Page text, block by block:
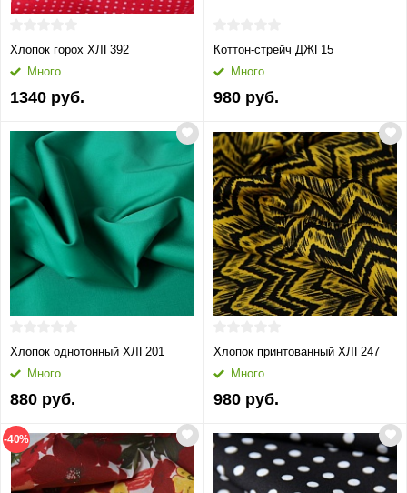
Хлопок горох ХЛГ392
Много
1340 руб.
Коттон-стрейч ДЖГ15
Много
980 руб.
Хлопок однотонный ХЛГ201
Много
880 руб.
Хлопок принтованный ХЛГ247
Много
980 руб.
-40%